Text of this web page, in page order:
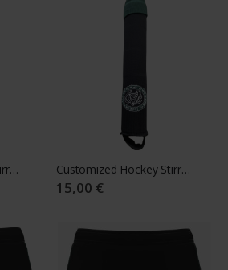
Customized Hockey Stirrup CZV Junior white Customized Hockey Stirrup CZV Junior black
15,00 €